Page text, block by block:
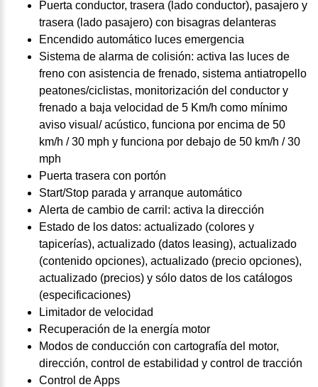
Puerta conductor, trasera (lado conductor), pasajero y
trasera (lado pasajero) con bisagras delanteras
Encendido automático luces emergencia
Sistema de alarma de colisión: activa las luces de
freno con asistencia de frenado, sistema antiatropello
peatones/ciclistas, monitorización del conductor y
frenado a baja velocidad de 5 Km/h como mínimo
aviso visual/ acústico, funciona por encima de 50
km/h / 30 mph y funciona por debajo de 50 km/h / 30
mph
Puerta trasera con portón
Start/Stop parada y arranque automático
Alerta de cambio de carril: activa la dirección
Estado de los datos: actualizado (colores y
tapicerías), actualizado (datos leasing), actualizado
(contenido opciones), actualizado (precio opciones),
actualizado (precios) y sólo datos de los catálogos
(especificaciones)
Limitador de velocidad
Recuperación de la energía motor
Modos de conducción con cartografía del motor,
dirección, control de estabilidad y control de tracción
Control de Apps